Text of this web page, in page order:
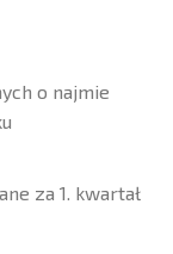
o najmie
za 1. kwartał